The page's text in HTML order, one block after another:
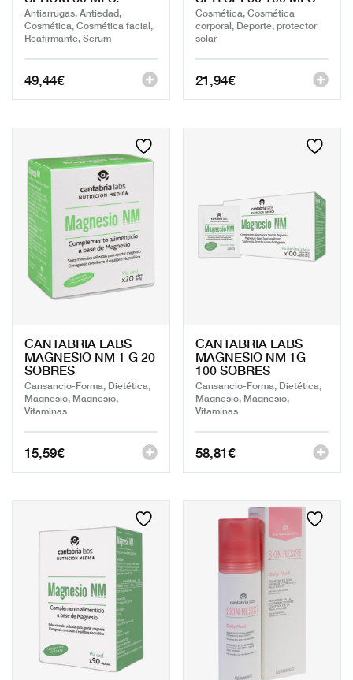
Antiarrugas, Antiedad,
Cosmética, Cosmética facial,
Reafirmante, Serum
49,44€
Cosmética, Cosmética
corporal, Deporte, protector
solar
21,94€
CANTABRIA LABS
MAGNESIO NM 1 G 20
SOBRES
Cansancio-Forma, Dietética,
Magnesio, Magnesio,
Vitaminas
15,59€
CANTABRIA LABS
MAGNESIO NM 1G
100 SOBRES
Cansancio-Forma, Dietética,
Magnesio, Magnesio,
Vitaminas
58,81€